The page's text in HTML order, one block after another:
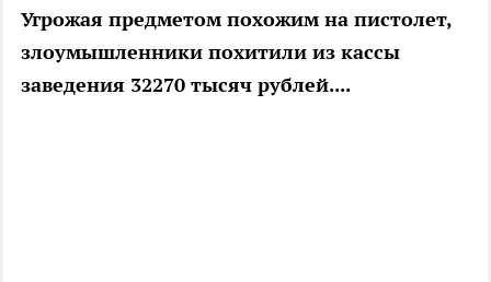
Угрожая предметом похожим на пистолет,
злоумышленники похитили из кассы
заведения 32270 тысяч рублей....